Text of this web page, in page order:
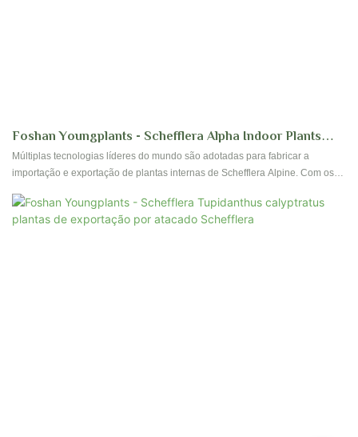
Foshan Youngplants - Schefflera Alpha Indoor Plants
Import And Export Schefflera
Múltiplas tecnologias líderes do mundo são adotadas para fabricar a
importação e exportação de plantas internas de Schefflera Alpine. Com os
na flor & Campo (s) da planta de jardinagem.